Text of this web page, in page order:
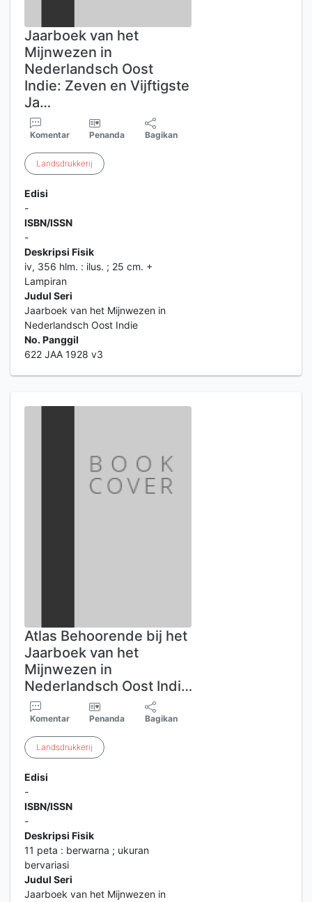
Jaarboek van het
Mijnwezen in
Nederlandsch Oost
Indie: Zeven en Vijftigste
Ja…
Komentar Penanda Bagikan
Landsdrukkerij
Edisi
-
ISBN/ISSN
-
Deskripsi Fisik
iv, 356 hlm. : ilus. ; 25 cm. +
Lampiran
Judul Seri
Jaarboek van het Mijnwezen in
Nederlandsch Oost Indie
No. Panggil
622 JAA 1928 v3
Atlas Behoorende bij het
Jaarboek van het
Mijnwezen in
Nederlandsch Oost Indi…
Komentar Penanda Bagikan
Landsdrukkerij
Edisi
-
ISBN/ISSN
-
Deskripsi Fisik
11 peta : berwarna ; ukuran
bervariasi
Judul Seri
Jaarboek van het Mijnwezen in